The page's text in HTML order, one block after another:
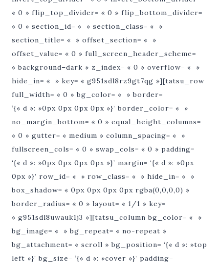
« 0 » flip_top_divider= « 0 » flip_bottom_divider=
« 0 » section_id= « » section_class= « »
section_title= « » offset_section= « »
offset_value= « 0 » full_screen_header_scheme=
« background–dark » z_index= « 0 » overflow= « »
hide_in= « » key= « g951sdl8rz9gt7qg »][tatsu_row
full_width= « 0 » bg_color= « » border=
‘{« d »: »0px 0px 0px 0px »}’ border_color= « »
no_margin_bottom= « 0 » equal_height_columns=
« 0 » gutter= « medium » column_spacing= « »
fullscreen_cols= « 0 » swap_cols= « 0 » padding=
‘{« d »: »0px 0px 0px 0px »}’ margin= ‘{« d »: »0px
0px »}’ row_id= « » row_class= « » hide_in= « »
box_shadow= « 0px 0px 0px 0px rgba(0,0,0,0) »
border_radius= « 0 » layout= « 1/1 » key=
« g951sdl8uwauk1j3 »][tatsu_column bg_color= « »
bg_image= « » bg_repeat= « no-repeat »
bg_attachment= « scroll » bg_position= ‘{« d »: »top
left »}’ bg_size= ‘{« d »: »cover »}’ padding=